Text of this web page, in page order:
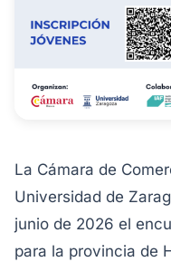
La Cámara de
Universidad de
junio de 2026 el
para la provincia de